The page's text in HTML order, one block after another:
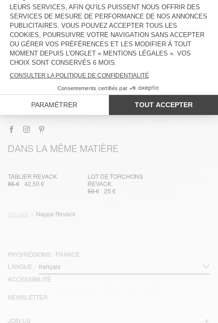
AJOUTER AU PANIER
DESCRIPTION
TAILLE ET COUPE
COMPOSITION
ENTRETIEN
LIVRAISON ET RETOURS
DANS LA MÊME MATIÈRE
TABLIER REVACK
85 €
42,50 €
LOT DE TORCHONS
REVACK
50 €
25 €
Accueil Nappe Revack
PAYS/RÉGIONS : FRANCE
LANGUE :
ACCESSIBILITÉ
JOIN US
NEWSLETTER